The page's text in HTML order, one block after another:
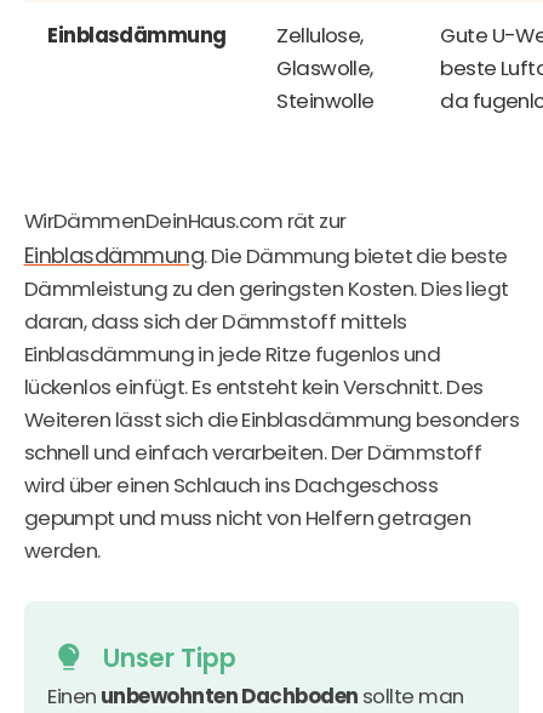
Einblasdämmung
Zellulose,
Glaswolle,
Steinwolle
Gute U-
beste
da
WirDämmenDeinHaus.com rät zur
Einblasdämmung. Die Dämmung bietet die beste
Dämmleistung zu den geringsten Kosten. Dies liegt
daran, dass sich der Dämmstoff mittels
Einblasdämmung in jede Ritze fugenlos und
lückenlos einfügt. Es entsteht kein Verschnitt. Des
Weiteren lässt sich die Einblasdämmung besonders
schnell und einfach verarbeiten. Der Dämmstoff
wird über einen Schlauch ins Dachgeschoss
gepumpt und muss nicht von Helfern getragen
werden.
Unser Tipp
Einen unbewohnten Dachboden sollte man